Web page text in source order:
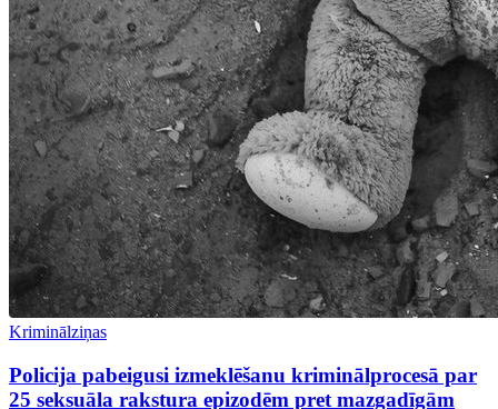
Kriminālziņas
Policija pabeigusi izmeklēšanu kriminālprocesā par
25 seksuāla rakstura epizodēm pret mazgadīgām